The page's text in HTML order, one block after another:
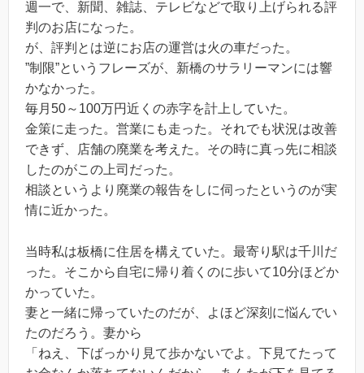
週一で、新聞、雑誌、テレビなどで取り上げられる評
判のお店になった。
が、評判とは逆にお店の運営は火の車だった。
”制限”というフレーズが、新橋のサラリーマンには響
かなかった。
毎月50～100万円近くの赤字を計上していた。
金策に走った。営業にも走った。それでも状況は改善
できず、店舗の廃業を考えた。その時に真っ先に相談
したのがこの上司だった。
相談というより廃業の報告をしに伺ったというのが実
情に近かった。
当時私は板橋に住居を構えていた。最寄り駅は千川だ
った。そこから自宅に帰り着くのに歩いて10分ほどか
かっていた。
妻と一緒に帰っていたのだが、よほど深刻に悩んでい
たのだろう。妻から
「ねえ、下ばっかり見て歩かないでよ。下見てたって